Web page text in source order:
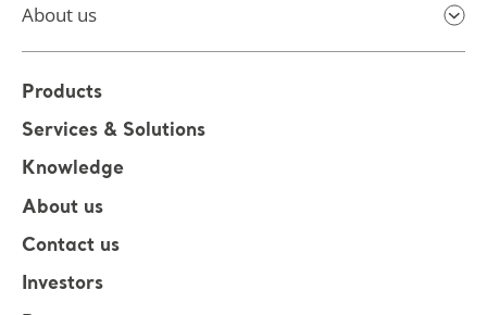
About us
Products
Services & Solutions
Knowledge
About us
Contact us
Investors